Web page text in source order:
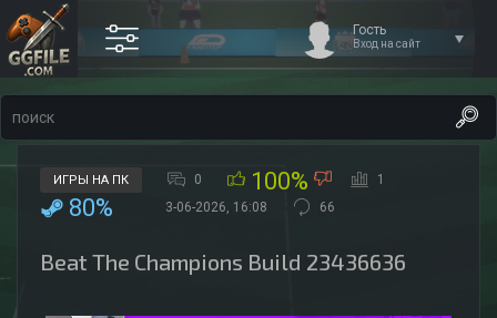
Гость
Вход на сайт
ИГРЫ НА ПК 0 100% 1
80% 3-06-2026, 16:08 66
Beat The Champions Build 23436636